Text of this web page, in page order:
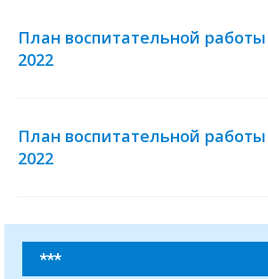
План воспитательной
2022
План воспитательной
2022
***